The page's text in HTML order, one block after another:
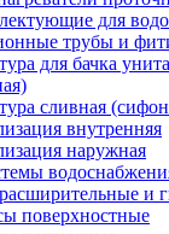
для
трубы и
для бачка
сливная
внутренняя
наружная
и
поверхностные